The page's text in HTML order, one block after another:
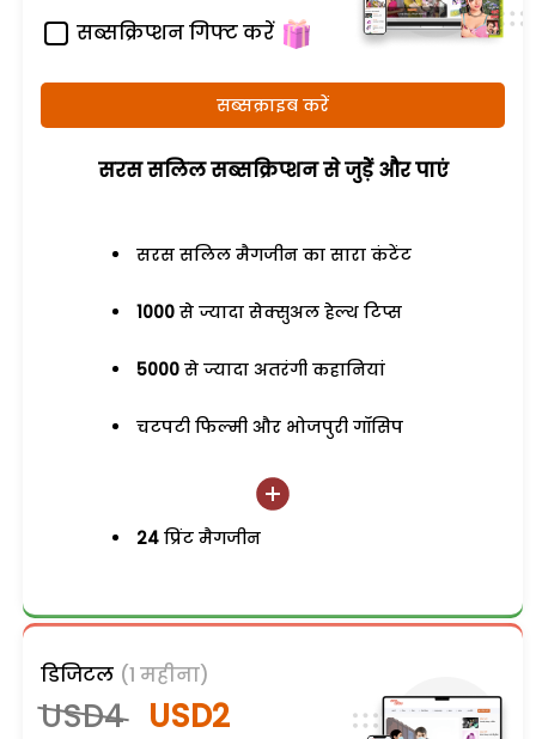
सब्सक्रिप्शन गिफ्ट करें
सब्सक्राइब करें
सरस सलिल सब्सक्रिप्शन से जुड़ेें और पाएं
सरस सलिल मैगजीन का सारा कंटेंट
1000 से ज्यादा सेक्सुअल हेल्थ टिप्स
5000 से ज्यादा अतरंगी कहानियां
चटपटी फिल्मी और भोजपुरी गॉसिप
24 प्रिंट मैगजीन
डिजिटल (1 महीना)
USD4 USD2